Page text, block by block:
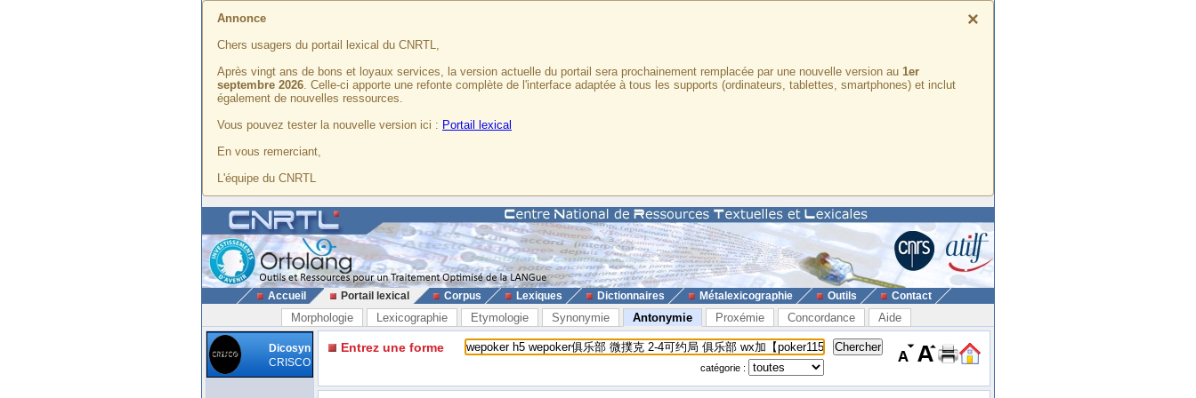
×
Annonce
Chers usagers du portail lexical du CNRTL,
Après vingt ans de bons et loyaux services, la version actuelle du portail sera prochainement remplacée par une nouvelle version au 1er
septembre 2026. Celle-ci apporte une refonte complète de l'interface adaptée à tous les supports (ordinateurs, tablettes, smartphones) et inclut
également de nouvelles ressources.
Vous pouvez tester la nouvelle version ici : Portail lexical
En vous remerciant,
L'équipe du CNRTL
Accueil Portail lexical Corpus Lexiques Dictionnaires Métalexicographie Outils Contact
Morphologie Lexicographie Etymologie Synonymie Antonymie Proxémie Concordance Aide
Dicosyn
CRISCO
Entrez une forme
catégorie :